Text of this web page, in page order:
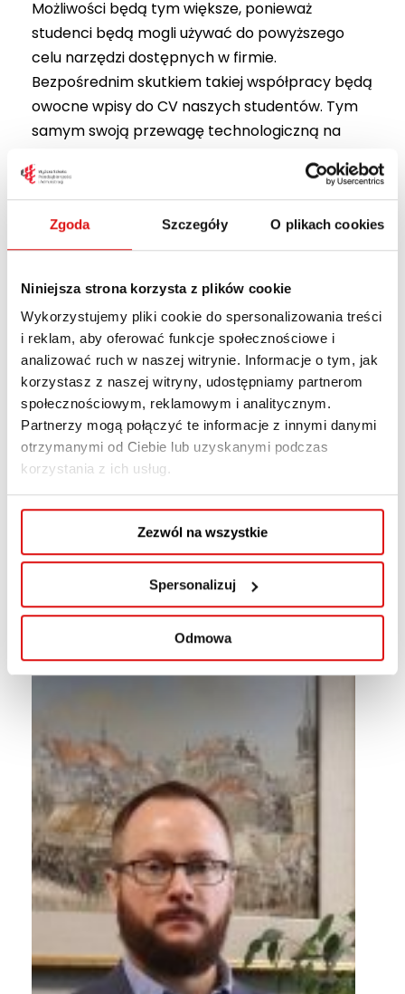
Zgoda Szczegóły O plikach cookies
Niniejsza strona korzysta z plików cookie
Wykorzystujemy pliki cookie do spersonalizowania treści
i reklam, aby oferować funkcje społecznościowe i
analizować ruch w naszej witrynie. Informacje o tym, jak
korzystasz z naszej witryny, udostępniamy partnerom
społecznościowym, reklamowym i analitycznym.
Partnerzy mogą połączyć te informacje z innymi danymi
otrzymanymi od Ciebie lub uzyskanymi podczas
korzystania z ich usług.
Zezwól na wszystkie
Spersonalizuj
Odmowa
Możliwości będą tym większe, ponieważ
studenci będą mogli używać do powyższego
celu narzędzi dostępnych w firmie.
Bezpośrednim skutkiem takiej współpracy będą
owocne wpisy do CV naszych studentów. Tym
samym swoją przewagę technologiczną na
studiowania.
Poniższe zdjęcia przedstawiają moment
podpisania porozumienia, w którym brali udział:
Grupy Lingaro), Dr Iwona Zakrzewska
(prorektor ds. ogólnych), Dr Agnieszka
Łukasiewicz (Kanclerz WSPA), Dr inż. Michalina
Gryniewicz-Jaworska (Dziekan kierunku
informatyka).